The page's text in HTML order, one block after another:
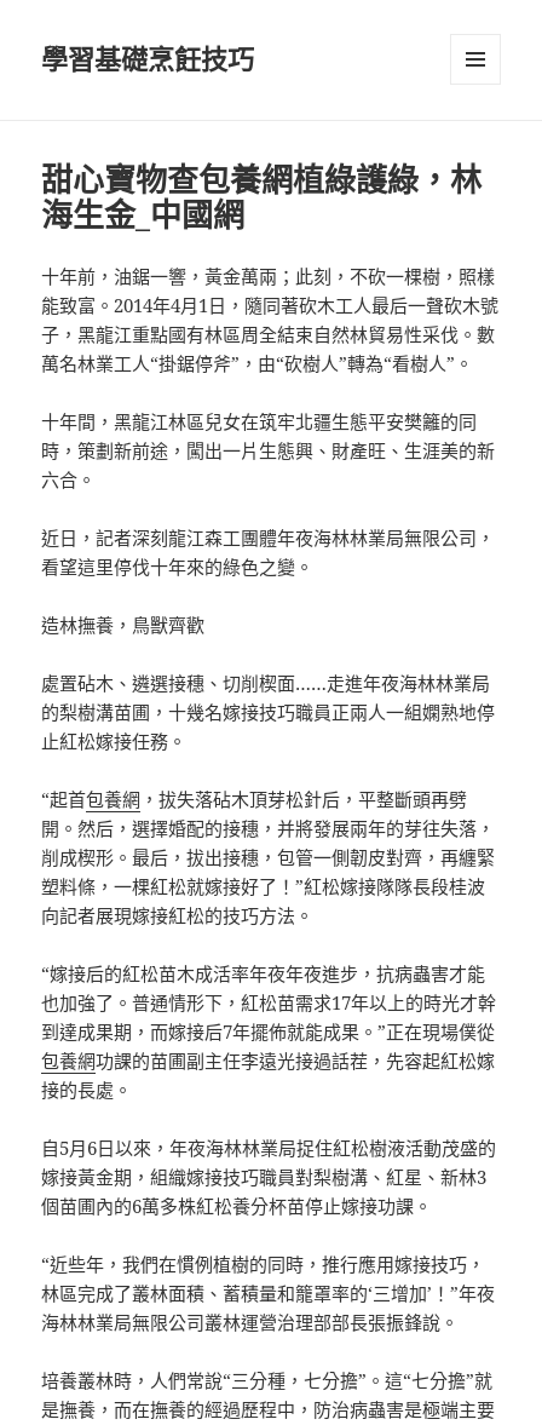
學習基礎烹飪技巧
甜心寶物查包養網植綠護綠，林
海生金_中國網
十年前，油鋸一響，黃金萬兩；此刻，不砍一棵樹，照樣
能致富。2014年4月1日，隨同著砍木工人最后一聲砍木號
子，黑龍江重點國有林區周全結束自然林貿易性采伐。數
萬名林業工人“掛鋸停斧”，由“砍樹人”轉為“看樹人”。
十年間，黑龍江林區兒女在筑牢北疆生態平安樊籬的同
時，策劃新前途，闖出一片生態興、財產旺、生涯美的新
六合。
近日，記者深刻龍江森工團體年夜海林林業局無限公司，
看望這里停伐十年來的綠色之變。
造林撫養，鳥獸齊歡
處置砧木、遴選接穗、切削楔面……走進年夜海林林業局
的梨樹溝苗圃，十幾名嫁接技巧職員正兩人一組嫻熟地停
止紅松嫁接任務。
“起首包養網 ，拔失落砧木頂芽松針后，平整斷頭再劈
開。然后，選擇婚配的接穗，并將發展兩年的芽往失落，
削成楔形。最后，拔出接穗，包管一側韌皮對齊，再纏緊
塑料條，一棵紅松就嫁接好了！”紅松嫁接隊隊長段桂波
向記者展現嫁接紅松的技巧方法。
“嫁接后的紅松苗木成活率年夜年夜進步，抗病蟲害才能
也加強了。普通情形下，紅松苗需求17年以上的時光才幹
到達成果期，而嫁接后7年擺佈就能成果。”正在現場僕從
包養網功課的苗圃副主任李遠光接過話茬，先容起紅松嫁
接的長處。
自5月6日以來，年夜海林林業局捉住紅松樹液活動茂盛的
嫁接黃金期，組織嫁接技巧職員對梨樹溝、紅星、新林3
個苗圃內的6萬多株紅松養分杯苗停止嫁接功課。
“近些年，我們在慣例植樹的同時，推行應用嫁接技巧，
林區完成了叢林面積、蓄積量和籠罩率的‘三增加’！”年夜
海林林業局無限公司叢林運營治理部部長張振鋒說。
培養叢林時，人們常說“三分種，七分擔”。這“七分擔”就
是撫養，而在撫養的經過歷程中，防治病蟲害是極端主要